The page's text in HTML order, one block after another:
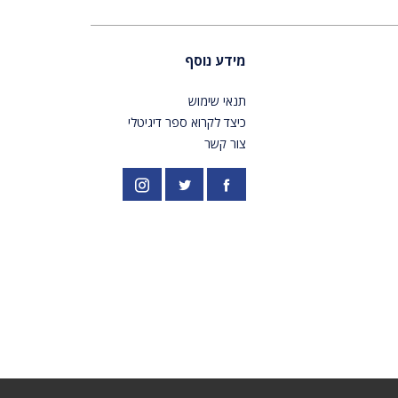
מידע נוסף
תנאי שימוש
כיצד לקרוא ספר דיגיטלי
צור קשר
פייסבוק PardesPublish
אינסטגרם